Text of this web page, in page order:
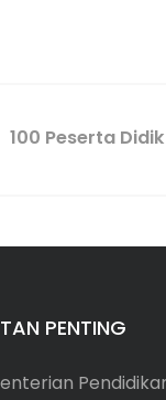
100 Peserta
PENTING